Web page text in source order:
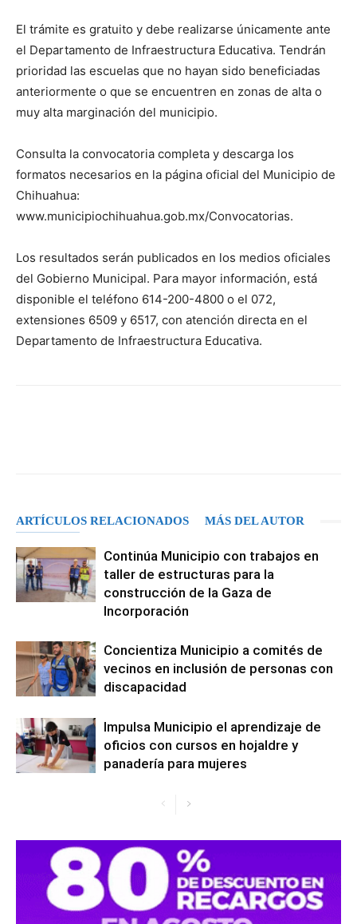
El trámite es gratuito y debe realizarse únicamente ante
el Departamento de Infraestructura Educativa. Tendrán
prioridad las escuelas que no hayan sido beneficiadas
anteriormente o que se encuentren en zonas de alta o
muy alta marginación del municipio.
Consulta la convocatoria completa y descarga los
formatos necesarios en la página oficial del Municipio de
Chihuahua:
www.municipiochihuahua.gob.mx/Convocatorias.
Los resultados serán publicados en los medios oficiales
del Gobierno Municipal. Para mayor información, está
disponible el teléfono 614-200-4800 o el 072,
extensiones 6509 y 6517, con atención directa en el
Departamento de Infraestructura Educativa.
ARTÍCULOS RELACIONADOS MÁS DEL AUTOR
Continúa Municipio con trabajos en
taller de estructuras para la
construcción de la Gaza de
Incorporación
Concientiza Municipio a comités de
vecinos en inclusión de personas con
discapacidad
Impulsa Municipio el aprendizaje de
oficios con cursos en hojaldre y
panadería para mujeres